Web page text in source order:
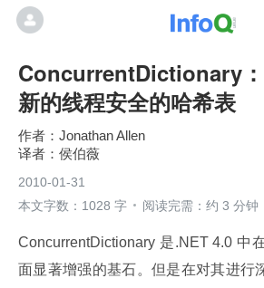
ConcurrentDictionary
新的线程安全的哈希表
Jonathan Allen
侯伯薇
2010-01-31
本文字数：1028 字
阅读完需：约 3 分钟
ConcurrentDictionary 是.NET 4.0 中
面显著增强的基石。但是在对其进行